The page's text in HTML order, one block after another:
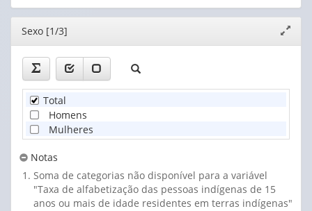
49. Baniwa
50. Bará
51. Barasána
52. Baré
53. Bora
54. Borari
55. Bororo
56. Borum Krem
57. Botocudo
59. Caboclos do Assu
60. Camasuri
Editor
janela
Sexo [1/3]
Total
Homens
Mulheres
Notas
Soma de categorias não disponível para a variável
"Taxa de alfabetização das pessoas indígenas de 15
anos ou mais de idade residentes em terras indígenas"